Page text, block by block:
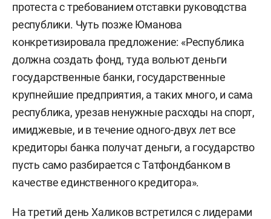
протеста с требованием отставки руководства
республики. Чуть позже Юманова
конкретизировала предложение: «Республика
должна создать фонд, туда вольют деньги
государственные банки, государственные
крупнейшие предприятия, а таких много, и сама
республика, урезав ненужные расходы на спорт,
имиджевые, и в течение одного-двух лет все
кредиторы банка получат деньги, а государство
пусть само разбирается с Татфондбанком в
качестве единственного кредитора».
На третий день Халиков встретился с лидерами